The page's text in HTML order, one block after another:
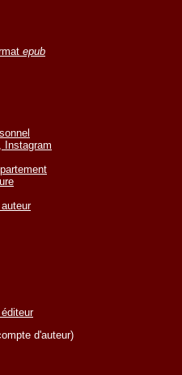
epub
Instagram
d'auteur)